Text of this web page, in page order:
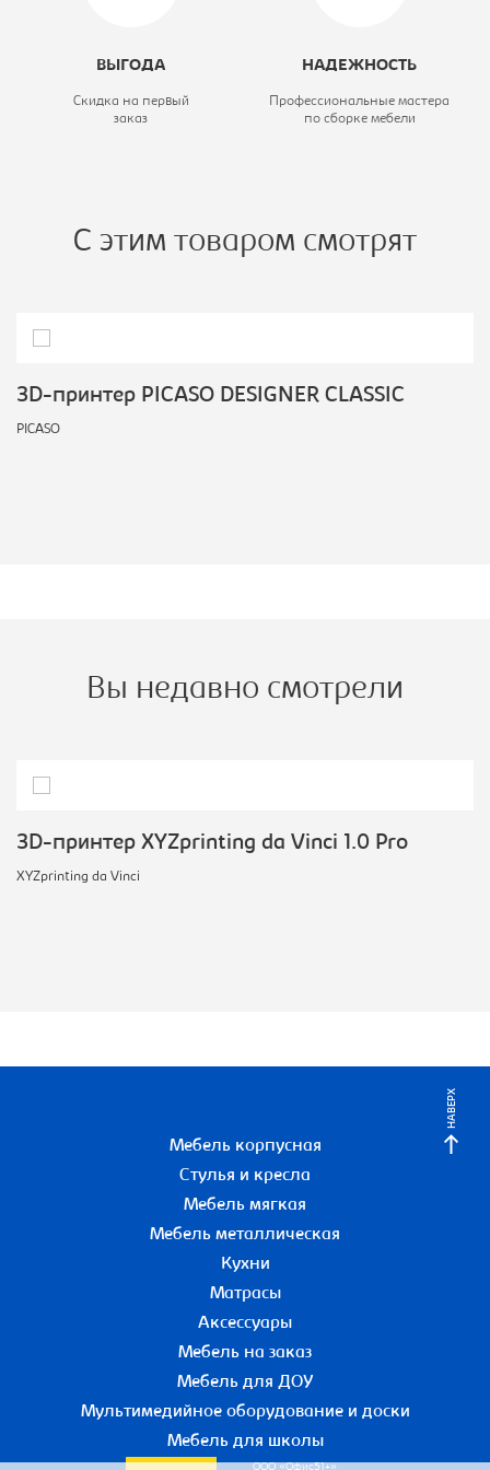
ВЫГОДА
Скидка на первый
заказ
НАДЕЖНОСТЬ
Профессиональные мастера
по сборке мебели
С этим товаром смотрят
3D-принтер PICASO DESIGNER CLASSIC
PICASO
Вы недавно смотрели
3D-принтер XYZprinting da Vinci 1.0 Pro
XYZprinting da Vinci
НАВЕРХ
Мебель корпусная
Стулья и кресла
Мебель мягкая
Мебель металлическая
Кухни
Матрасы
Аксессуары
Мебель на заказ
Мебель для ДОУ
Мультимедийное оборудование и доски
Мебель для школы